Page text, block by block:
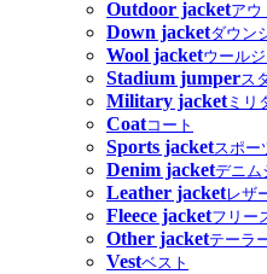
Outdoor jacketアウ
Down jacketダウン
Wool jacketウール
Stadium jumperス
Military jacketミリ
Coatコート
Sports jacketスポー
Denim jacketデニム
Leather jacketレザ
Fleece jacketフリー
Other jacketテーラ
Vestベスト